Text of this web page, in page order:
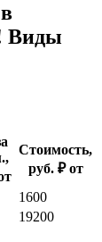
Виды
Стоимость,
руб. ₽ от
1600
19200